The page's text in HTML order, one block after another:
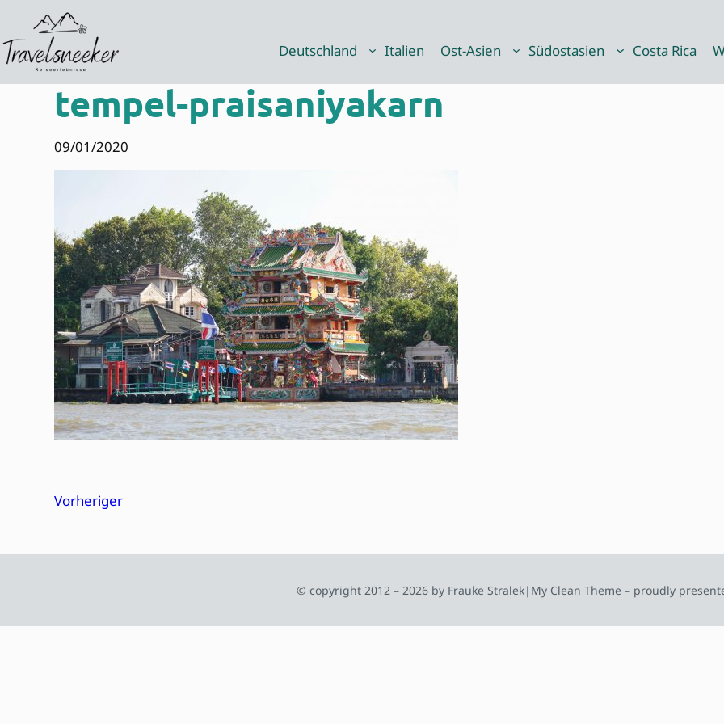
Inhalt
springen
Deutschland Italien Ost-Asien Südostasien Costa Rica
tempel-praisaniyakarn
09/01/2020
Vorheriger
© copyright 2012 – 2026 by Frauke Stralek| My Clean Theme – proudly